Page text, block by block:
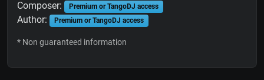
Composer: Premium or TangoDJ access
Author: Premium or TangoDJ access
* Non guaranteed information